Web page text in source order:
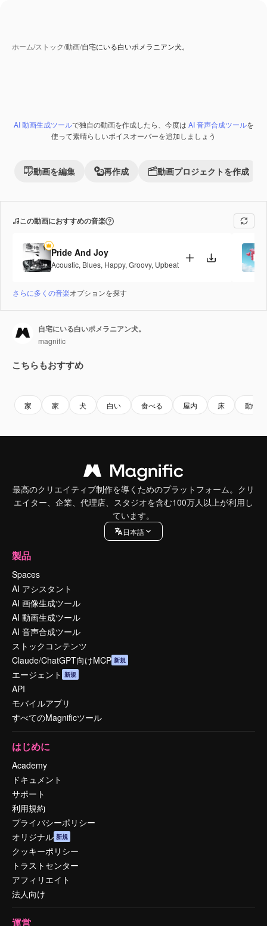
ホーム/ストック/動画/自宅にいる白いポメラニアン犬。
AI 動画生成ツールで独自の動画を作成したら、今度は AI 音声合成ツールを
使って素晴らしいボイスオーバーを追加しましょう
動画を編集 再作成 動画プロジェクトを作成
この動画におすすめの音楽
Pride And Joy
Acoustic, Blues, Happy, Groovy, Upbeat
さらに多くの音楽オプションを探す
自宅にいる白いポメラニアン犬。
magnific
こちらもおすすめ
家 家 犬 白い 食べる 屋内 床 動物
最高のクリエイティブ制作を導くためのプラットフォーム。クリ
エイター、企業、代理店、スタジオを含む100万人以上が利用し
ています。
日本語
製品
Spaces
AI アシスタント
AI 画像生成ツール
AI 動画生成ツール
AI 音声合成ツール
ストックコンテンツ
Claude/ChatGPT向けMCP 新規
エージェント 新規
API
モバイルアプリ
すべてのMagnificツール
はじめに
Academy
ドキュメント
サポート
利用規約
プライバシーポリシー
オリジナル 新規
クッキーポリシー
トラストセンター
アフィリエイト
法人向け
運営